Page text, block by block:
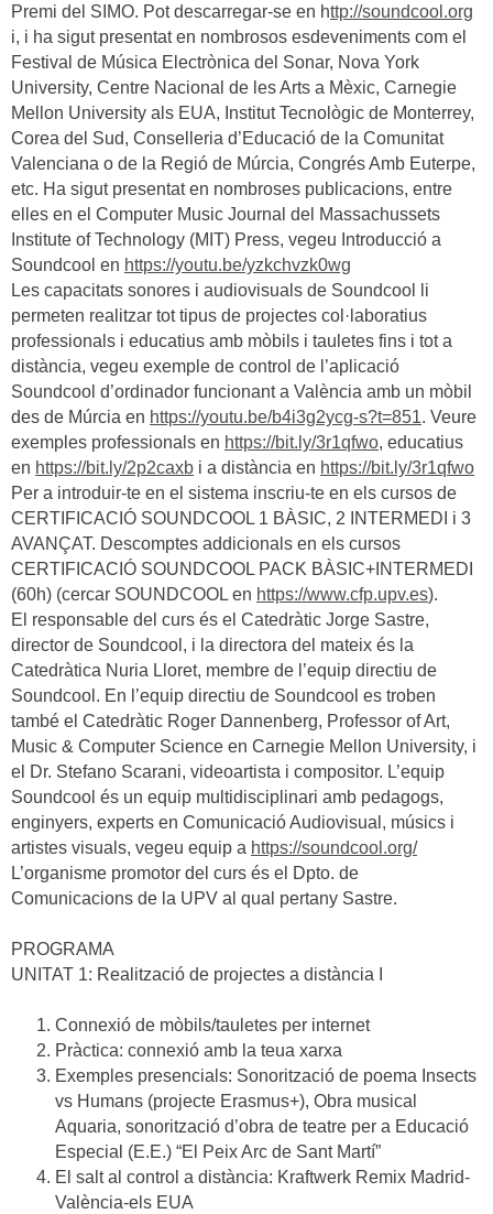
Premi del SIMO. Pot descarregar-se en http://soundcool.org
i, i ha sigut presentat en nombrosos esdeveniments com el
Festival de Música Electrònica del Sonar, Nova York
University, Centre Nacional de les Arts a Mèxic, Carnegie
Mellon University als EUA, Institut Tecnològic de Monterrey,
Corea del Sud, Conselleria d’Educació de la Comunitat
Valenciana o de la Regió de Múrcia, Congrés Amb Euterpe,
etc. Ha sigut presentat en nombroses publicacions, entre
elles en el Computer Music Journal del Massachussets
Institute of Technology (MIT) Press, vegeu Introducció a
Soundcool en https://youtu.be/yzkchvzk0wg
Les capacitats sonores i audiovisuals de Soundcool li
permeten realitzar tot tipus de projectes col·laboratius
professionals i educatius amb mòbils i tauletes fins i tot a
distància, vegeu exemple de control de l’aplicació
Soundcool d’ordinador funcionant a València amb un mòbil
des de Múrcia en https://youtu.be/b4i3g2ycg-s?t=851. Veure
exemples professionals en https://bit.ly/3r1qfwo, educatius
en https://bit.ly/2p2caxb i a distància en https://bit.ly/3r1qfwo
Per a introduir-te en el sistema inscriu-te en els cursos de
CERTIFICACIÓ SOUNDCOOL 1 BÀSIC, 2 INTERMEDI i 3
AVANÇAT. Descomptes addicionals en els cursos
CERTIFICACIÓ SOUNDCOOL PACK BÀSIC+INTERMEDI
(60h) (cercar SOUNDCOOL en https://www.cfp.upv.es).
El responsable del curs és el Catedràtic Jorge Sastre,
director de Soundcool, i la directora del mateix és la
Catedràtica Nuria Lloret, membre de l’equip directiu de
Soundcool. En l’equip directiu de Soundcool es troben
també el Catedràtic Roger Dannenberg, Professor of Art,
Music & Computer Science en Carnegie Mellon University, i
el Dr. Stefano Scarani, videoartista i compositor. L’equip
Soundcool és un equip multidisciplinari amb pedagogs,
enginyers, experts en Comunicació Audiovisual, músics i
artistes visuals, vegeu equip a https://soundcool.org/
L’organisme promotor del curs és el Dpto. de
Comunicacions de la UPV al qual pertany Sastre.
PROGRAMA
UNITAT 1: Realització de projectes a distància I
Connexió de mòbils/tauletes per internet
Pràctica: connexió amb la teua xarxa
Exemples presencials: Sonorització de poema Insects
vs Humans (projecte Erasmus+), Obra musical
Aquaria, sonorització d’obra de teatre per a Educació
Especial (E.E.) “El Peix Arc de Sant Martí”
El salt al control a distància: Kraftwerk Remix Madrid-
València-els EUA